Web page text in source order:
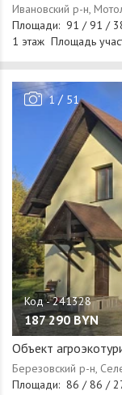
1/ 51
187 290 BYN
Объект